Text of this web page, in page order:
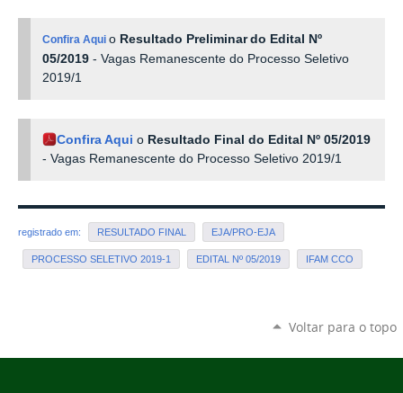
Confira Aquio Resultado Preliminar do Edital Nº
05/2019 - Vagas Remanescente do Processo Seletivo
2019/1
Confira Aqui o Resultado Final do Edital Nº 05/2019
- Vagas Remanescente do Processo Seletivo 2019/1
registrado em: RESULTADO FINAL EJA/PRO-EJA
PROCESSO SELETIVO 2019-1 EDITAL Nº 05/2019 IFAM CCO
Voltar para o topo